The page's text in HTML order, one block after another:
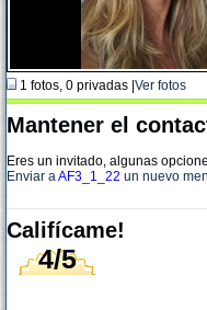
1 fotos, 0 privadas | Ver fotos
Mantener el
Eres un invitado, algunas
Enviar aAF3_1_22 un nuevo
Califícame!
4/5